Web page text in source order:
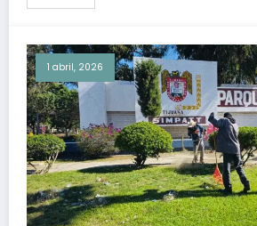
1 abril, 2026